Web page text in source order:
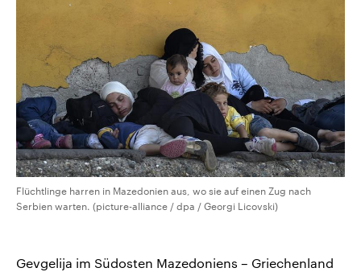
Flüchtlinge harren in Mazedonien aus, wo sie auf einen Zug nach
Serbien warten. (picture-alliance / dpa / Georgi Licovski)
Gevgelija im Südosten Mazedoniens – Griechenland